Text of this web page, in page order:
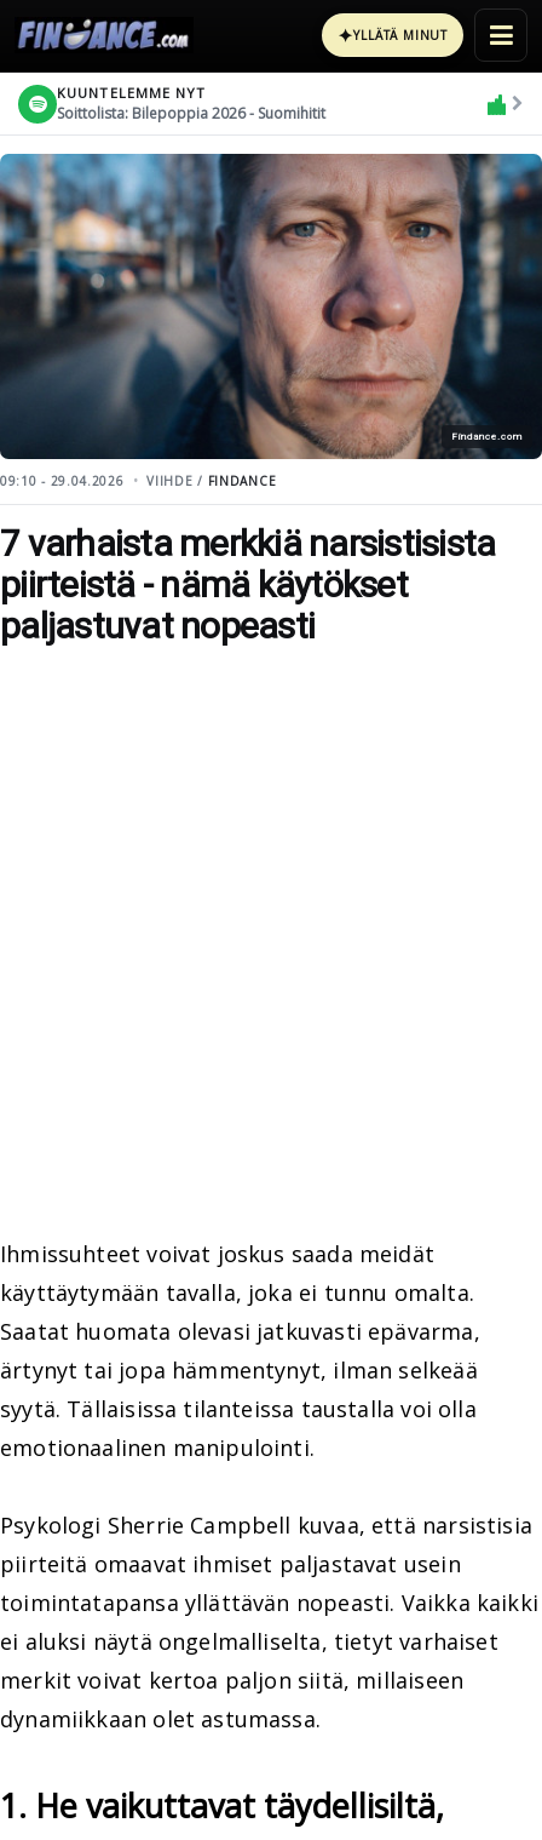
✦YLLÄTÄ MINUT
KUUNTELEMME NYT
Soittolista: Bilepoppia 2026 - Suomihitit
Findance.com
09:10 - 29.04.2026 VIIHDE / FINDANCE
7 varhaista merkkiä narsistisista
piirteistä - nämä käytökset
paljastuvat nopeasti
Ihmissuhteet voivat joskus saada meidät
käyttäytymään tavalla, joka ei tunnu omalta.
Saatat huomata olevasi jatkuvasti epävarma,
ärtynyt tai jopa hämmentynyt, ilman selkeää
syytä. Tällaisissa tilanteissa taustalla voi olla
emotionaalinen manipulointi.
Psykologi Sherrie Campbell kuvaa, että narsistisia
piirteitä omaavat ihmiset paljastavat usein
toimintatapansa yllättävän nopeasti. Vaikka kaikki
ei aluksi näytä ongelmalliselta, tietyt varhaiset
merkit voivat kertoa paljon siitä, millaiseen
dynamiikkaan olet astumassa.
1. He vaikuttavat täydellisiltä,